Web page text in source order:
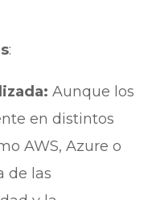
:
Aunque los
en distintos
AWS, Azure o
de las